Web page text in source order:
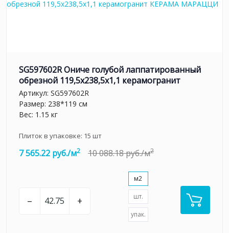
SG597602R Ониче голубой лаппатированный
обрезной 119,5x238,5x1,1 керамогранит
Артикул: SG597602R
Размер: 238*119 см
Вес: 1.15 кг
Плиток в упаковке: 15 шт
7 565.22 руб./м2 10 088.18 руб./м2
– +
м2
шт.
упак.